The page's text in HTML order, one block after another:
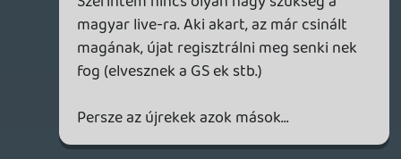
kihívásokra éhezett.
Ezek után már el sem tudom dönteni,
hogy Én hova tartozom a 20 éves játék
zúzással telt, az utolsó 2-3 éve pedig,
időhiány miatt jóval lightosabb lett, ami a
mennyiségi játékot illeti, de még mindig ki